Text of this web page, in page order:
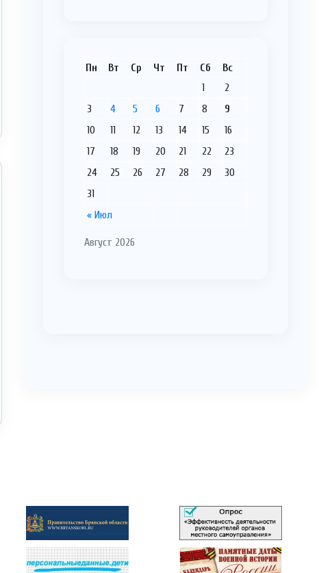
Август 2026
Пн Вт Ср Чт Пт Сб Вс
« Июл
1
2
3
4 5 6 7 8
9
10
11 12 13 14 15
16
17
18 19 20 21 22
23
24
25 26 27 28 29
30
31